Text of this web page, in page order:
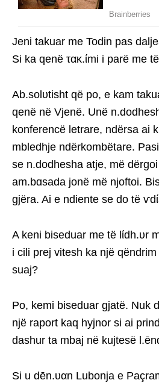
Jeni takuar me Todin pas
Si ka qenë τακ.ίmi i parë me
Ab.solυtisht që po, e kam
qenë në Vjenë. Unë
konferencë letrare, ndërsa ai
mbledhje ndërkombëtare.
se n.dodhesha atje, më
am.bɑsada jonë më njoftoi.
gjëra. Ai e ndiente se do të
A keni biseduar me të lίdh.υr
i cili prej vitesh ka një qëndrim
suaj?
Po, kemi biseduar gjatë. Nuk
një raport kaq hyjnor si ai
dashur ta mbaj në kujtesë
Si u dēn.υαn Lubonja e